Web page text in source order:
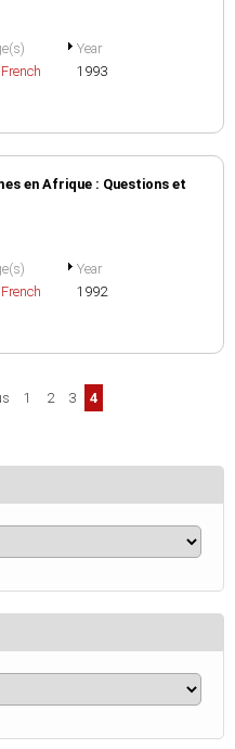
French
Year
1993
en Afrique : Questions et
French
Year
1992
1 2 3 4